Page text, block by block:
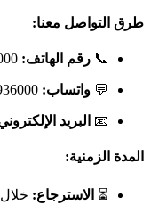
طرق التواصل معنا:
📞 رقم الهاتف:
💬 واتساب:
📧 البريد
المدة الزمنية:
⏳ الاسترجاع: خلال